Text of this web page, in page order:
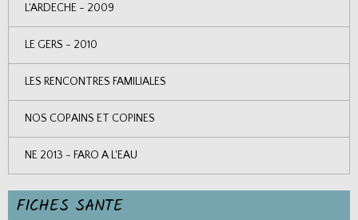
L'ARDECHE - 2009
LE GERS - 2010
LES RENCONTRES FAMILIALES
NOS COPAINS ET COPINES
NE 2013 - FARO A L'EAU
FICHES SANTE